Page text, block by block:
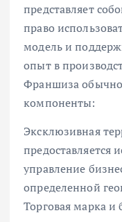
представляет
право
модель и
опыт в
Франшиза
компоненты:
Эксклюзивная
предоставляется
управление
определенной
Торговая марка